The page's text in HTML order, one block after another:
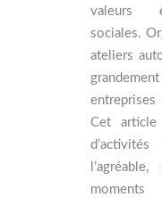
valeurs
sociales.
ateliers
Cet article